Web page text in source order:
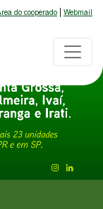
do cooperado Webmail